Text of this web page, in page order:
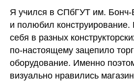
Я учился в СПбГУТ им.
и полюбил
себя в разных
по‑настоящему зацепило
оборудование. Именно
визуально нравились